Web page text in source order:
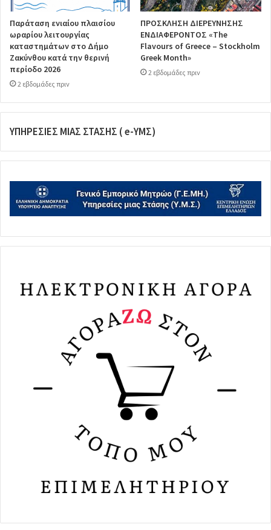
Παράταση ενιαίου πλαισίου
ωραρίου λειτουργίας
καταστημάτων στο Δήμο
Ζακύνθου κατά την θερινή
περίοδο 2026
2 εβδομάδες πριν
ΠΡΟΣΚΛΗΣΗ ΔΙΕΡΕΥΝΗΣΗΣ
ΕΝΔΙΑΦΕΡΟΝΤΟΣ «The
Flavours of Greece – Stockholm
Greek Month»
2 εβδομάδες πριν
ΥΠΗΡΕΣΙΕΣ ΜΙΑΣ ΣΤΑΣΗΣ ( e-ΥΜΣ)